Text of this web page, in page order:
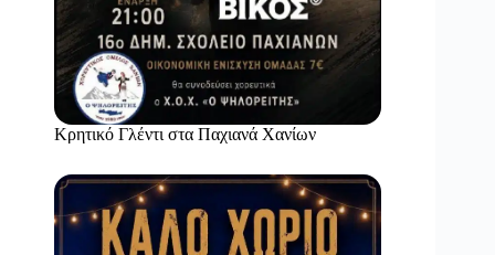
Κρητικό Γλέντι στα Παχιανά Χανίων